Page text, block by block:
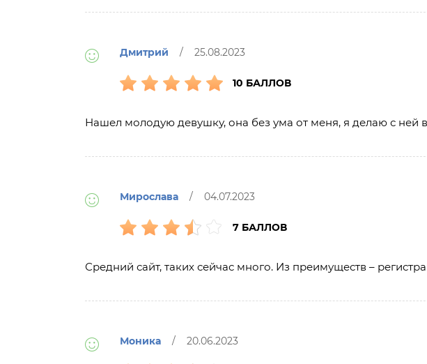
Дмитрий / 25.08.2023
10 БАЛЛОВ
Нашел молодую девушку, она без ума от меня, я делаю с ней
Мирослава / 04.07.2023
7 БАЛЛОВ
Средний сайт, таких сейчас много. Из преимуществ –
Моника / 20.06.2023